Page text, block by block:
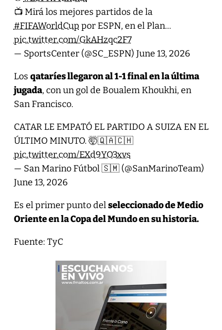
📺 Mirá los mejores partidos de la
#FIFAWorldCup por ESPN, en el Plan…
pic.twitter.com/GkAHzqc2F7
— SportsCenter (@SC_ESPN) June 13, 2026
Los qataríes llegaron al 1-1 final en la última
jugada, con un gol de Boualem Khoukhi, en
San Francisco.
CATAR LE EMPATÓ EL PARTIDO A SUIZA EN EL
ÚLTIMO MINUTO. 🤯🇶🇦🇨🇭
pic.twitter.com/EXd9YO3xvs
— San Marino Fútbol 🇸🇲 (@SanMarinoTeam)
June 13, 2026
Es el primer punto delseleccionado de Medio
Oriente en la Copa del Mundo en su historia.
Fuente: TyC